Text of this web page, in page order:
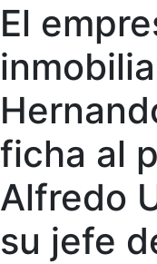
El
ficha al
Alfredo
su jefe